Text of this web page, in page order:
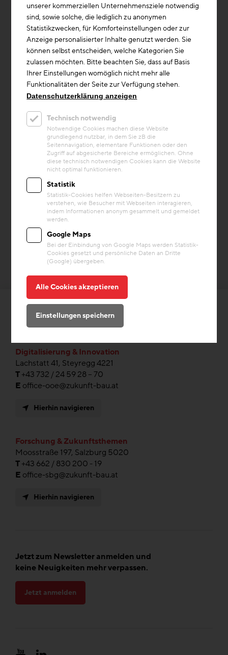
Kreislaufwirtschaft
LOOP Markt Haimhausen
Mit dem LOOP Markt Haimhausen entsteht
ein EDEKA Markt nach dem Cradle-to-
Cradle-Prinzip. Nach der Grundsteinlegung
im Mai 2026 entsteht hier ein Lebe...
Baustoffe/Material
ZAB Zukunftsagentur Bau GmbH
Digitalisierung & Innovation
Lachstatt 41, Steyregg 4221
T+43 732 / 24 59 28 – 70
E office-ooe@zukunft-bau.at
Hierhin navigieren
Forschung & Zukunftsthemen
Moosstraße 197, Salzburg 5020
T+43 662 / 830 200 - 19
E office-sbg@zukunft-bau.at
Hierhin navigieren
Jetzt zum Newsletter anmelden und
keine Neuigkeiten mehr verpassen.
Jetzt anmelden
unserer kommerziellen Unternehmensziele notwendig
sind, sowie solche, die lediglich zu anonymen
Statistikzwecken, für Komforteinstellungen oder zur
Anzeige personalisierter Inhalte genutzt werden. Sie
können selbst entscheiden, welche Kategorien Sie
zulassen möchten. Bitte beachten Sie, dass auf Basis
Ihrer Einstellungen womöglich nicht mehr alle
Funktionalitäten der Seite zur Verfügung stehen.
Datenschutzerklärung anzeigen
Technisch notwendig
Notwendige Cookies machen diese Website
grundlegend nutzbar, in dem Sie zB die
Seitennavigation, elementare Funktionen oder den
Zugriff auf abgesicherte Bereiche ermöglichen. Ohne
diese technisch notwendigen Cookies kann die Website
nicht optimal funktionieren.
Statistik
Statistik-Cookies helfen Webseiten-Besitzern zu
verstehen, wie Besucher mit Webseiten interagieren,
indem Informationen anonym gesammelt und gemeldet
werden.
Google Maps
Bei der Einbindung von Google Maps werden Statistik-
Cookies gesetzt und persönliche Daten an Dritte
(Google) übergeben.
Alle Cookies akzeptieren
Einstellungen speichern